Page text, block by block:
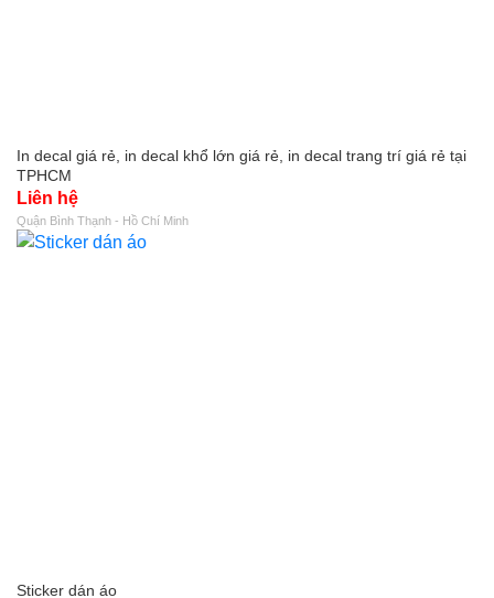
In decal giá rẻ, in decal khổ lớn giá rẻ, in decal trang trí giá rẻ tại
TPHCM
Liên hệ
Quận Bình Thạnh - Hồ Chí Minh
Sticker dán áo